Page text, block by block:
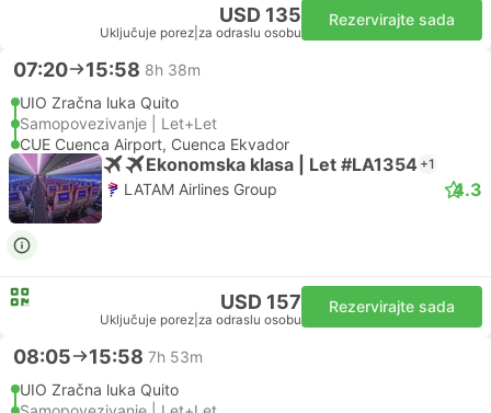
USD 135
Uključuje porez za odraslu osobu
Rezervirajte sada
07:20 15:58 8h 38m
UIO Zračna luka Quito
Samopovezivanje | Let+Let
CUE Cuenca Airport, Cuenca Ekvador
Ekonomska klasa | Let #LA1354 +1
LATAM Airlines Group 4.3
USD 157
Uključuje porez za odraslu osobu
Rezervirajte sada
08:05 15:58 7h 53m
UIO Zračna luka Quito